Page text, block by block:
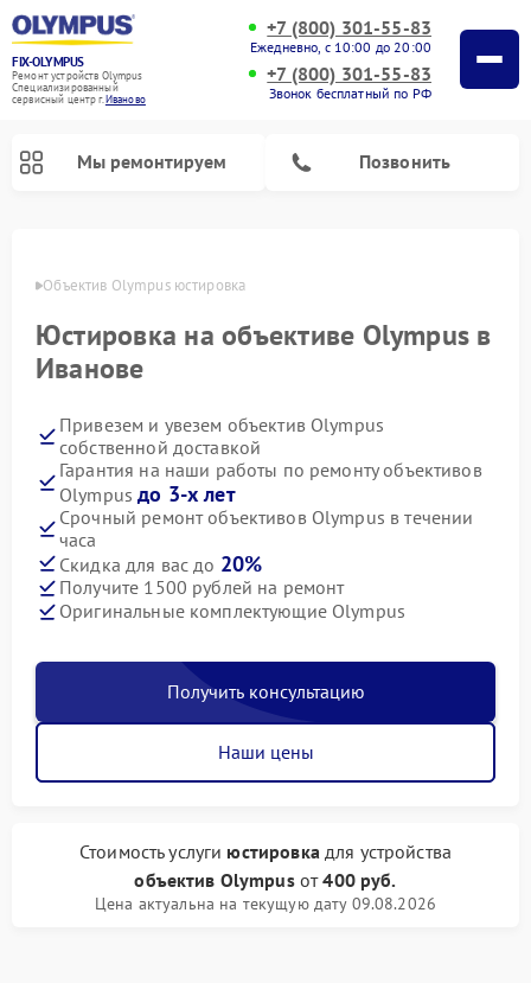
FIX-OLYMPUS
Ремонт устройств Olympus
Специализированный
cервисный центр г.Иваново
+7 (800) 301-55-83
Ежедневно, с 10:00 до 20:00
+7 (800) 301-55-83
Звонок бесплатный по РФ
Мы ремонтируем Позвонить
Объектив Olympus юстировка
Юстировка на объективе Olympus в
Иванове
Привезем и увезем объектив Olympus
собственной доставкой
Гарантия на наши работы по ремонту объективов
Olympusдо 3-х лет
Срочный ремонт объективов Olympus в течении
часа
Скидка для вас до 20%
Получите 1500 рублей на ремонт
Оригинальные комплектующие Olympus
Получить консультацию
Наши цены
Стоимость услуги юстировка для устройства
объектив Olympusот400 руб.
Цена актуальна на текущую дату 09.08.2026